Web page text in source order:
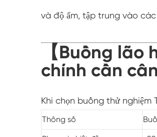
và độ ẩm, tập trung vào
【Buồng
chính cần cân
Khi chọn buồng thử
Thông số